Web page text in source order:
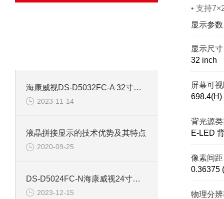
海康威视DS-D5032FC-A 32寸塑胶外观高清液晶监视器
2023-11-14
液晶拼接显示的技术优势及其特点
2020-09-25
DS-D5024FC-N海康威视24寸网络监控显示器
2023-12-15
• 支持
显示参数
显示尺
32 inch
屏幕可
698.4(H)
背光源
E-LED
像素间
0.36375
物理分